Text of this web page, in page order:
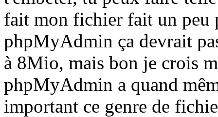
fait mon fichier fait un peu
phpMyAdmin ça devrait
à 8Mio, mais bon je crois
phpMyAdmin a quand
important ce genre de